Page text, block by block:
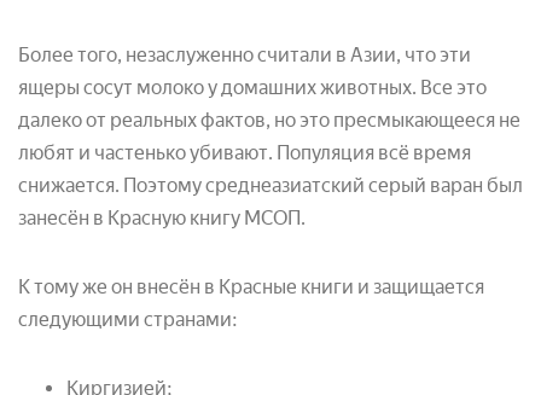
Более того, незаслуженно считали в Азии, что эти
ящеры сосут молоко у домашних животных. Все это
далеко от реальных фактов, но это пресмыкающееся не
любят и частенько убивают. Популяция всё время
снижается. Поэтому среднеазиатский серый варан был
занесён в Красную книгу МСОП.
К тому же он внесён в Красные книги и защищается
следующими странами:
Киргизией;